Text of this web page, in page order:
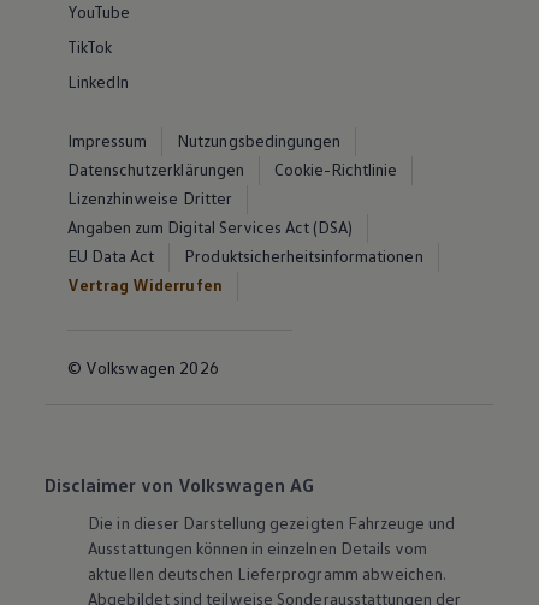
YouTube
TikTok
LinkedIn
Impressum
Nutzungsbedingungen
Datenschutzerklärungen
Cookie-Richtlinie
Lizenzhinweise Dritter
Angaben zum Digital Services Act (DSA)
EU Data Act
Produktsicherheitsinformationen
Vertrag Widerrufen
© Volkswagen 2026
Disclaimer von Volkswagen AG
Die in dieser Darstellung gezeigten Fahrzeuge und
Ausstattungen können in einzelnen Details vom
aktuellen deutschen Lieferprogramm abweichen.
Abgebildet sind teilweise Sonderausstattungen der